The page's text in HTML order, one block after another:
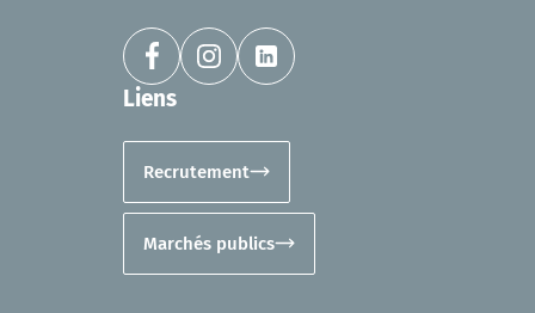
Liens
Recrutement
Marchés publics